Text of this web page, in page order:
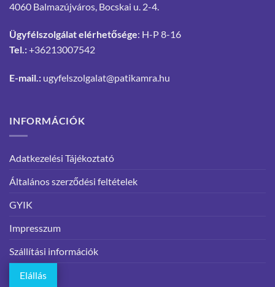
4060 Balmazújváros, Bocskai u. 2-4.
Ügyfélszolgálat elérhetősége: H-P 8-16
Tel.:+36213007542
E-mail.: ugyfelszolgalat@patikamra.hu
INFORMÁCIÓK
Adatkezelési Tájékoztató
Általános szerződési feltételek
GYIK
Impresszum
Szállítási információk
Elállás